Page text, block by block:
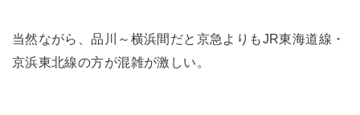
当然ながら、品川～横浜間だと京急よりもJR東海道線・
京浜東北線の方が混雑が激しい。